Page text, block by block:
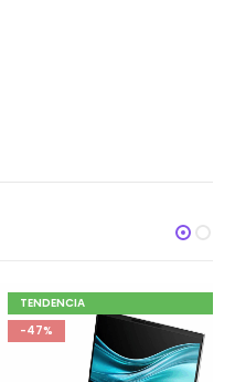
TENDENCIA
-47%